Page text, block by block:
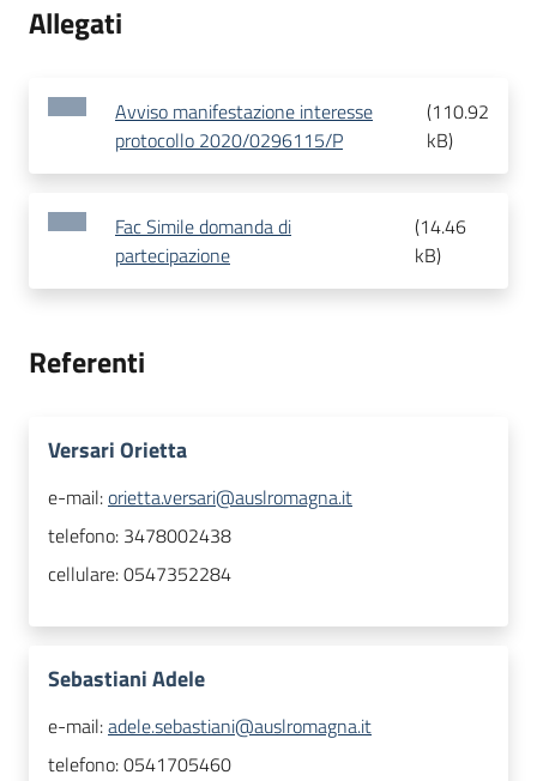
Allegati
Avviso manifestazione interesse
protocollo 2020/0296115/P
(110.92
kB)
Fac Simile domanda di
partecipazione
(14.46
kB)
Referenti
Versari Orietta
e-mail:orietta.versari@auslromagna.it
telefono: 3478002438
cellulare:0547352284
Sebastiani Adele
e-mail:adele.sebastiani@auslromagna.it
telefono:0541705460